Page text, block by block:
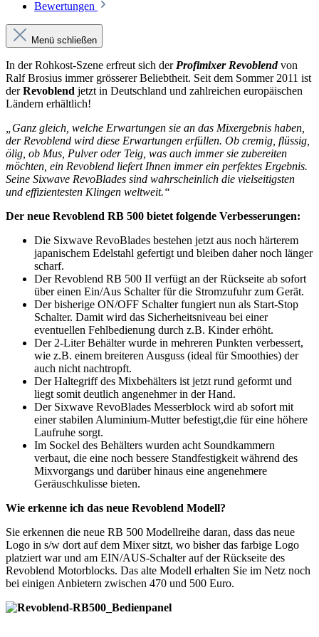
Bewertungen
Menü schließen
In der Rohkost-Szene erfreut sich der Profimixer Revoblendvon
Ralf Brosius immer grösserer Beliebtheit. Seit dem Sommer 2011 ist
derRevoblend jetzt in Deutschland und zahlreichen europäischen
Ländern erhältlich!
„Ganz gleich, welche Erwartungen sie an das Mixergebnis haben,
der Revoblend wird diese Erwartungen erfüllen. Ob cremig, flüssig,
ölig, ob Mus, Pulver oder Teig, was auch immer sie zubereiten
möchten, ein Revoblend liefert Ihnen immer ein perfektes Ergebnis.
Seine Sixwave RevoBlades sind wahrscheinlich die vielseitigsten
und effizientesten Klingen weltweit.“
Der neue Revoblend RB 500 bietet folgende Verbesserungen:
Die Sixwave RevoBlades bestehen jetzt aus noch härterem
japanischem Edelstahl gefertigt und bleiben daher noch länger
scharf.
Der Revoblend RB 500 II verfügt an der Rückseite ab sofort
über einen Ein/Aus Schalter für die Stromzufuhr zum Gerät.
Der bisherige ON/OFF Schalter fungiert nun als Start-Stop
Schalter. Damit wird das Sicherheitsniveau bei einer
eventuellen Fehlbedienung durch z.B. Kinder erhöht.
Der 2-Liter Behälter wurde in mehreren Punkten verbessert,
wie z.B. einem breiteren Ausguss (ideal für Smoothies) der
auch nicht nachtropft.
Der Haltegriff des Mixbehälters ist jetzt rund geformt und
liegt somit deutlich angenehmer in der Hand.
Der Sixwave RevoBlades Messerblock wird ab sofort mit
einer stabilen Aluminium-Mutter befestigt,die für eine höhere
Laufruhe sorgt.
Im Sockel des Behälters wurden acht Soundkammern
verbaut, die eine noch bessere Standfestigkeit während des
Mixvorgangs und darüber hinaus eine angenehmere
Geräuschkulisse bieten.
Wie erkenne ich das neue Revoblend Modell?
Sie erkennen die neue RB 500 Modellreihe daran, dass das neue
Logo in s/w dort auf dem Mixer sitzt, wo bisher das farbige Logo
platziert war und am EIN/AUS-Schalter auf der Rückseite des
Revoblend Motorblocks. Das alte Modell erhalten Sie im Netz noch
bei einigen Anbietern zwischen 470 und 500 Euro.